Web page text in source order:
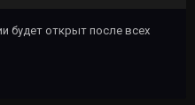
будет открыт после всех